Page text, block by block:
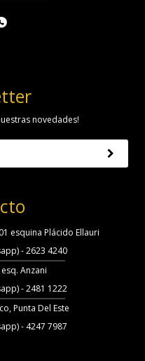
esquina Plácido Ellauri
- 2623 4240
Anzani
- 2481 1222
Punta Del Este
- 4247 7987
novedades!